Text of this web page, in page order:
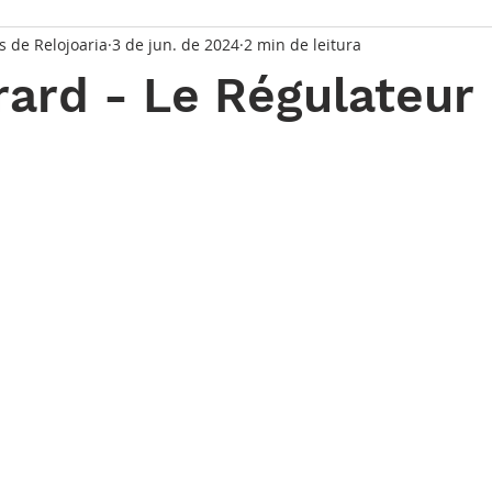
Principal Série Solares Série Grandes
- Le Régulateur
de Relojoaria 3 de jun. de 2024 2 min de leitura
5 estrelas.